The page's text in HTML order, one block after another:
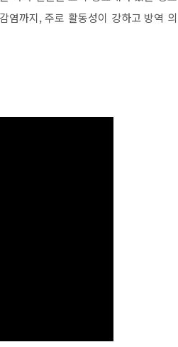
염까지, 주로 활동성이 강하고 방역 의